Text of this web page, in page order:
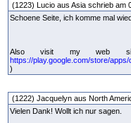
(1223) Lucio aus Asia schrieb am
Schoene Seite, ich komme mal
Also visit my web
https://play.google.com/store/
)
(1222) Jacquelyn aus North
Vielen Dank! Wollt ich nur sagen.